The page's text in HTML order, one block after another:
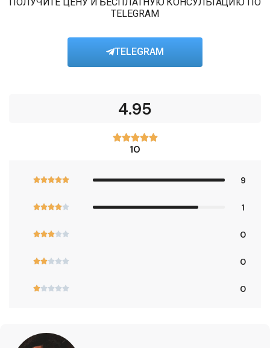
TELEGRAM
TELEGRAM
4.95

10
 9
 1
 0
 0
 0